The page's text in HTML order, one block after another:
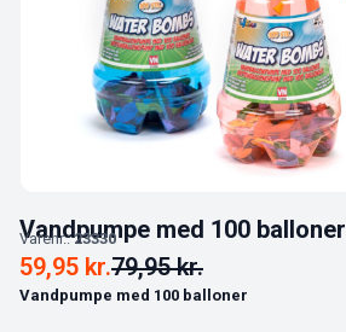
Vandpumpe med 100 balloner
Varenr.:23330
79,95kr.
59,95 kr.
Vandpumpe med 100 balloner